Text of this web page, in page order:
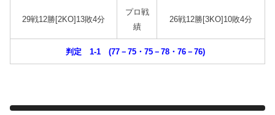
29戦12勝[2KO]13敗4分
プロ戦
績
26戦12勝[3KO]10敗4分
判定 1-1 (77－75・75－78・76－76)